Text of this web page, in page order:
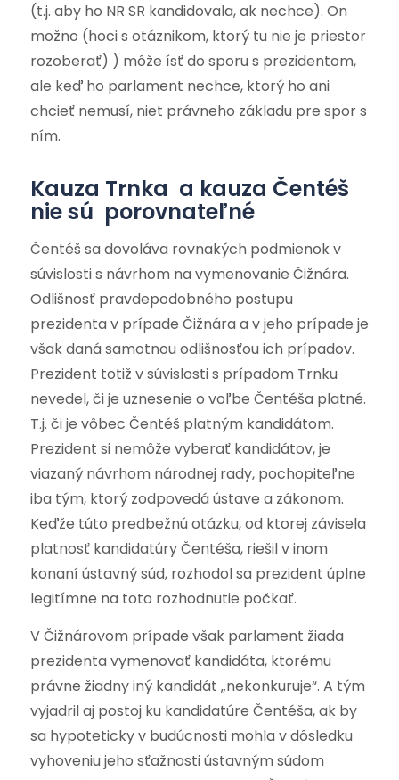
(t.j. aby ho NR SR kandidovala, ak nechce). On
možno (hoci s otáznikom, ktorý tu nie je priestor
rozoberať) ) môže ísť do sporu s prezidentom,
ale keď ho parlament nechce, ktorý ho ani
chcieť nemusí, niet právneho základu pre spor s
ním.
Kauza Trnka a kauza Čentéš
nie sú porovnateľné
Čentéš sa dovoláva rovnakých podmienok v
súvislosti s návrhom na vymenovanie Čižnára.
Odlišnosť pravdepodobného postupu
prezidenta v prípade Čižnára a v jeho prípade je
však daná samotnou odlišnosťou ich prípadov.
Prezident totiž v súvislosti s prípadom Trnku
nevedel, či je uznesenie o voľbe Čentéša platné.
T.j. či je vôbec Čentéš platným kandidátom.
Prezident si nemôže vyberať kandidátov, je
viazaný návrhom národnej rady, pochopiteľne
iba tým, ktorý zodpovedá ústave a zákonom.
Keďže túto predbežnú otázku, od ktorej závisela
platnosť kandidatúry Čentéša, riešil v inom
konaní ústavný súd, rozhodol sa prezident úplne
legitímne na toto rozhodnutie počkať.
V Čižnárovom prípade však parlament žiada
prezidenta vymenovať kandidáta, ktorému
právne žiadny iný kandidát „nekonkuruje“. A tým
vyjadril aj postoj ku kandidatúre Čentéša, ak by
sa hypoteticky v budúcnosti mohla v dôsledku
vyhoveniu jeho sťažnosti ústavným súdom